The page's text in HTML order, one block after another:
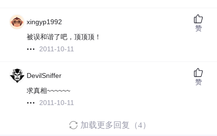
xingyp1992
被误和谐了吧，顶顶顶！
2011-10-11
赞
DevilSniffer
求真相~~~~~~
2011-10-11
赞
加载更多回复（4）